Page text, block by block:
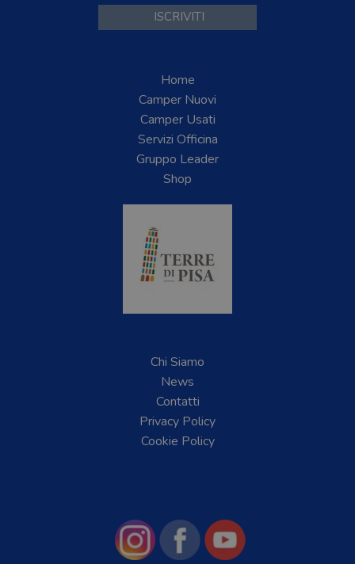
Home
Camper Nuovi
Camper Usati
Servizi Officina
Gruppo Leader
Shop
Chi Siamo
News
Contatti
Privacy Policy
Cookie Policy